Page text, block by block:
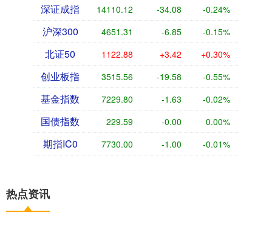
深证成指 14110.12 -34.08 -0.24%
沪深300 4651.31 -6.85 -0.15%
北证50 1122.88 +3.42 +0.30%
创业板指 3515.56 -19.58 -0.55%
基金指数 7229.80 -1.63 -0.02%
国债指数 229.59 -0.00 0.00%
期指IC0 7730.00 -1.00 -0.01%
热点资讯